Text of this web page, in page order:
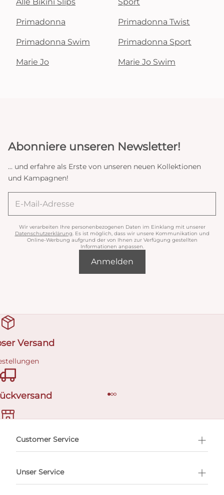
Primadonna Primadonna Twist
Primadonna Swim Primadonna Sport
Marie Jo Marie Jo Swim
Abonniere unseren Newsletter!
... und erfahre als Erste von unseren neuen Kollektionen
und Kampagnen!
Wir verarbeiten Ihre personenbezogenen Daten im Einklang mit unserer
Datenschutzerklärung . Es ist möglich, dass wir unsere Kommunikation und
Online-Werbung aufgrund der von Ihnen zur Verfügung gestellten
Informationen anpassen.
Anmelden
Versand
buchen
Customer Service
Unser Service